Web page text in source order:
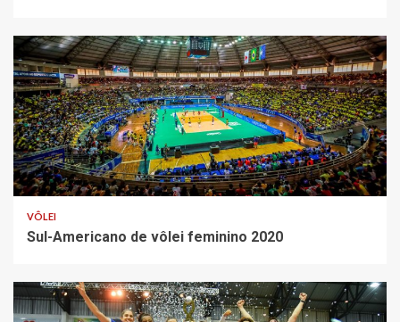
VÔLEI
Sul-Americano de vôlei feminino 2020